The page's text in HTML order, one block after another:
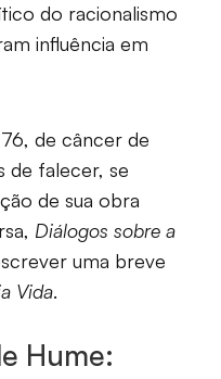
do racionalismo
influência em
de câncer de
de falecer, se
de sua obra
Diálogos sobre a
uma breve
Vida.
Hume: